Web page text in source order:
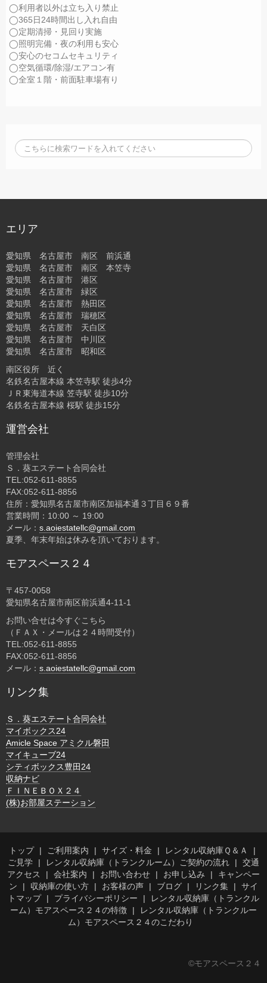
◯利用者以外は立ち入り禁止
◯365日24時間出し入れ自由
◯定期清掃・見回り実施
◯照明完備・夜の利用も安心
◯安心のセコムセキュリティ
◯空気循環/除湿/エアコン有
◯全室１階・前面駐車場有り
エリア
愛知県 名古屋市 南区 前浜通
愛知県 名古屋市 南区 本笠寺
愛知県 名古屋市 港区
愛知県 名古屋市 緑区
愛知県 名古屋市 熱田区
愛知県 名古屋市 瑞穂区
愛知県 名古屋市 天白区
愛知県 名古屋市 中川区
愛知県 名古屋市 昭和区
南区役所 近く
名鉄名古屋本線 本笠寺駅 徒歩4分
ＪＲ東海道本線 笠寺駅 徒歩10分
名鉄名古屋本線 桜駅 徒歩15分
運営会社
管理会社
Ｓ．葵エステート合同会社
TEL:052-611-8855
FAX:052-611-8856
住所：愛知県名古屋市南区加福本通３丁目６９番
営業時間：10:00 ～ 19:00
メール： s.aoiestatellc@gmail.com
夏季、年末年始は休みを頂いております。
モアスペース２４
〒457-0058
愛知県名古屋市南区前浜通4-11-1
お問い合せは今すぐこちら
（ＦＡＸ・メールは２４時間受付）
TEL:052-611-8855
FAX:052-611-8856
メール： s.aoiestatellc@gmail.com
リンク集
Ｓ．葵エステート合同会社
マイボックス24
Amicle Space アミクル磐田
マイキューブ24
シティボックス豊田24
収納ナビ
ＦＩＮＥＢＯＸ２４
(株)お部屋ステーション
トップ ご利用案内 サイズ・料金
レンタル収納庫Ｑ＆Ａ
ご見学
レンタル収納庫（トランクルーム）ご契約の流れ
交通
アクセス
会社案内 お問い合わせ お申し込み
キャンペー
ン
収納庫の使い方 お客様の声 ブログ リンク集
サイ
トマップ
プライバシーポリシー
レンタル収納庫（トランクル
ーム）モアスペース２４の特徴
レンタル収納庫（トランクルー
ム）モアスペース２４のこだわり
©モアスペース２４